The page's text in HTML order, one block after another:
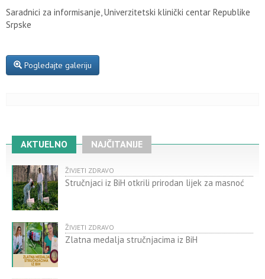
Saradnici za informisanje, Univerzitetski klinički centar Republike
Srpske
Pogledajte galeriju
AKTUELNO NAJČITANIJE
ŽIVJETI ZDRAVO
Stručnjaci iz BiH otkrili prirodan lijek za masnoć
ŽIVJETI ZDRAVO
Zlatna medalja stručnjacima iz BiH